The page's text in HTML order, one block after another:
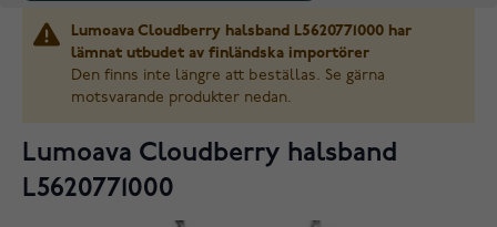
Lumoava Cloudberry halsband L5620771000 har
lämnat utbudet av finländska importörer
Den finns inte längre att beställas. Se gärna
motsvarande produkter nedan.
Lumoava Cloudberry halsband
L5620771000